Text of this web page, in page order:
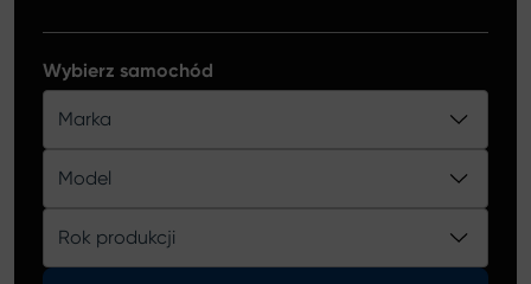
Katalog
Wybierz samochód
Marka
Model
Rok produkcji